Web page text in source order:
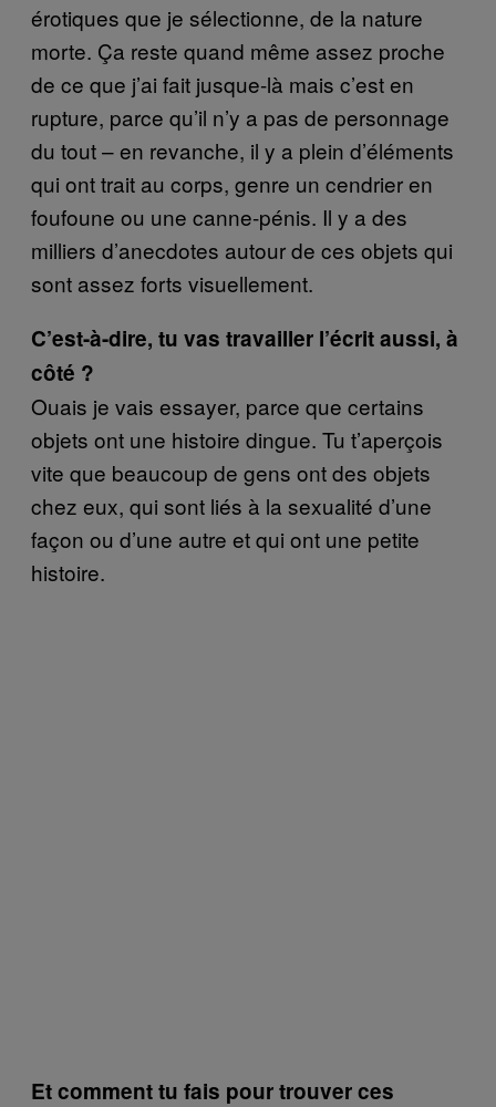
érotiques que je sélectionne, de la nature
morte. Ça reste quand même assez proche
de ce que j’ai fait jusque-là mais c’est en
rupture, parce qu’il n’y a pas de personnage
du tout – en revanche, il y a plein d’éléments
qui ont trait au corps, genre un cendrier en
foufoune ou une canne-pénis. Il y a des
milliers d’anecdotes autour de ces objets qui
sont assez forts visuellement.
C’est-à-dire, tu vas travailler l’écrit aussi, à
côté ?
Ouais je vais essayer, parce que certains
objets ont une histoire dingue. Tu t’aperçois
vite que beaucoup de gens ont des objets
chez eux, qui sont liés à la sexualité d’une
façon ou d’une autre et qui ont une petite
histoire.
Et comment tu fais pour trouver ces